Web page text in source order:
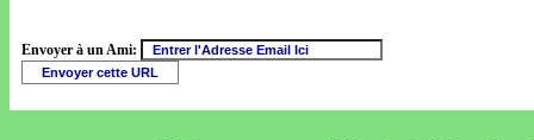
Envoyer à un Ami: